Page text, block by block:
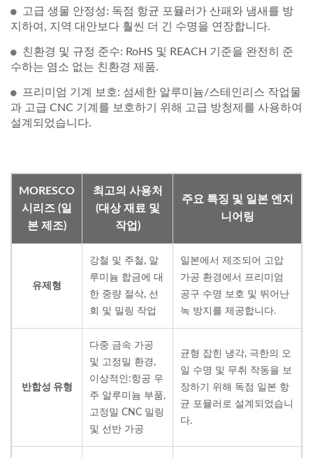
고급 생물 안정성: 독점 항균 포뮬러가 산패와 냄새를 방
지하여, 지역 대안보다 훨씬 더 긴 수명을 연장합니다.
친환경 및 규정 준수: RoHS 및 REACH 기준을 완전히 준
수하는 염소 없는 친환경 제품.
프리미엄 기계 보호: 섬세한 알루미늄/스테인리스 작업물
과 고급 CNC 기계를 보호하기 위해 고급 방청제를 사용하여
설계되었습니다.
MORESCO
시리즈 (일
본 제조)
최고의 사용처
(대상 재료 및
작업)
주요 특징 및 일본 엔지
니어링
유제형
강철 및 주철, 알
루미늄 합금에 대
한 중량 절삭, 선
회 및 밀링 작업
일본에서 제조되어 고압
가공 환경에서 프리미엄
공구 수명 보호 및 뛰어난
녹 방지를 제공합니다.
반합성 유형
다중 금속 가공
및 고정밀 환경,
이상적인:항공 우
주 알루미늄 부품,
고정밀 CNC 밀링
및 선반 가공
균형 잡힌 냉각, 극한의 오
일 수명 및 무취 작동을 보
장하기 위해 독점 일본 항
균 포뮬러로 설계되었습니
다.